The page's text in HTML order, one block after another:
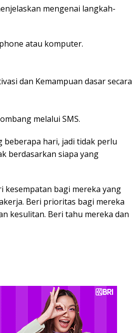
mengenai langkah-
atau komputer.
dan Kemampuan dasar secara
melalui SMS.
beberapa hari, jadi tidak perlu
berdasarkan siapa yang
kesempatan bagi mereka yang
Beri prioritas bagi mereka
kesulitan. Beri tahu mereka dan